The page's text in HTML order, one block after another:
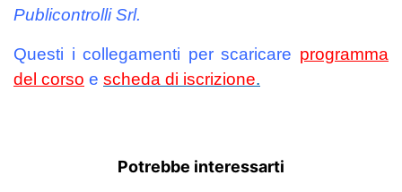
Publicontrolli Srl.
Questi i collegamenti per scaricare programma
del corso e scheda di iscrizione.
Potrebbe interessarti